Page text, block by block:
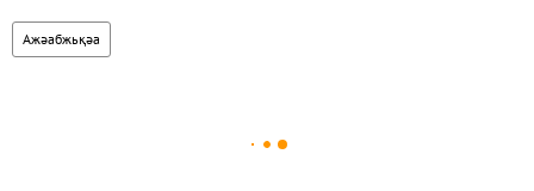
Ажәабжьқәа